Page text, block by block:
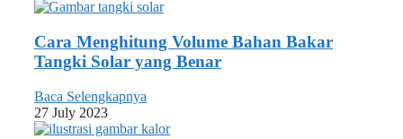
Cara Menghitung Volume Bahan Bakar
Tangki Solar yang Benar
Baca Selengkapnya
27 July 2023